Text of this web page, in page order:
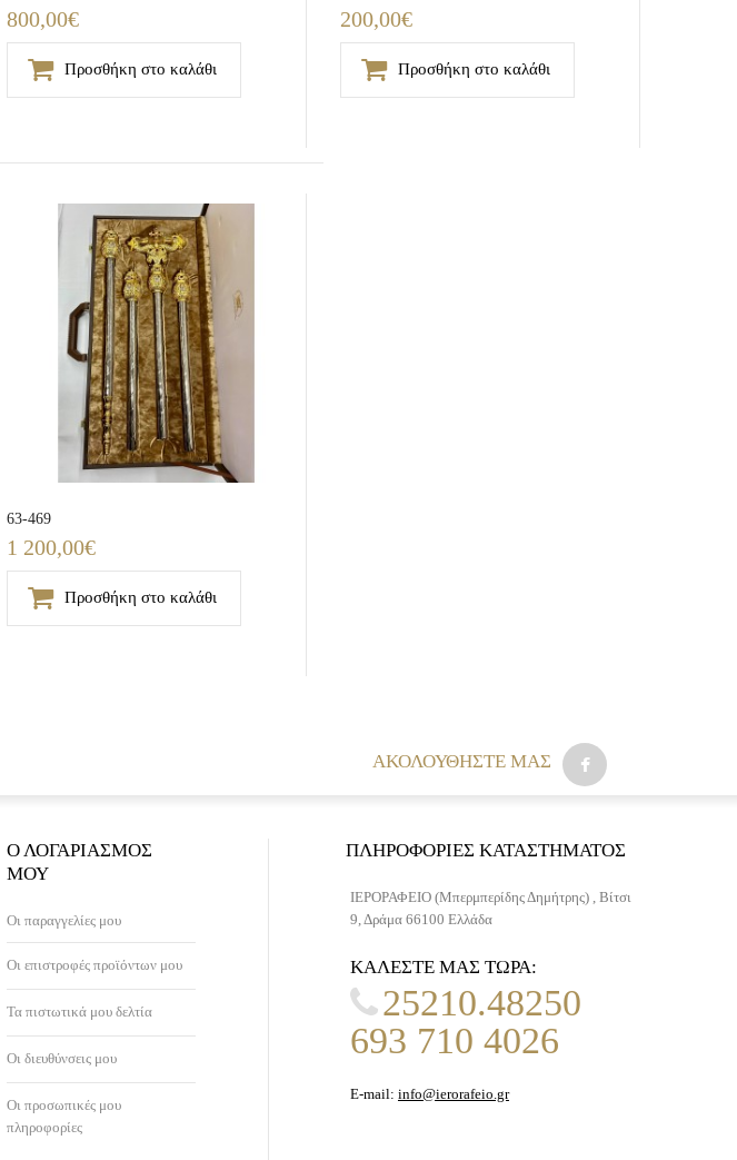
800,00€
Προσθήκη στο καλάθι
200,00€
Προσθήκη στο καλάθι
63-469
1 200,00€
Προσθήκη στο καλάθι
AΚΟΛΟΥΘΉΣΤΕ ΜΑΣ
Ο ΛΟΓΑΡΙΑΣΜΌΣ
ΜΟΥ
Οι παραγγελίες μου
Οι επιστροφές προϊόντων μου
Τα πιστωτικά μου δελτία
Οι διευθύνσεις μου
Οι προσωπικές μου
πληροφορίες
ΠΛΗΡΟΦΟΡΊΕΣ ΚΑΤΑΣΤΉΜΑΤΟΣ
ΙΕΡΟΡΑΦΕΙΟ (Μπερμπερίδης Δημήτρης) , Βίτσι
9, Δράμα 66100 Ελλάδα
ΚΑΛΈΣΤΕ ΜΑΣ ΤΏΡΑ:
25210.48250
693 710 4026
E-mail: info@ierorafeio.gr